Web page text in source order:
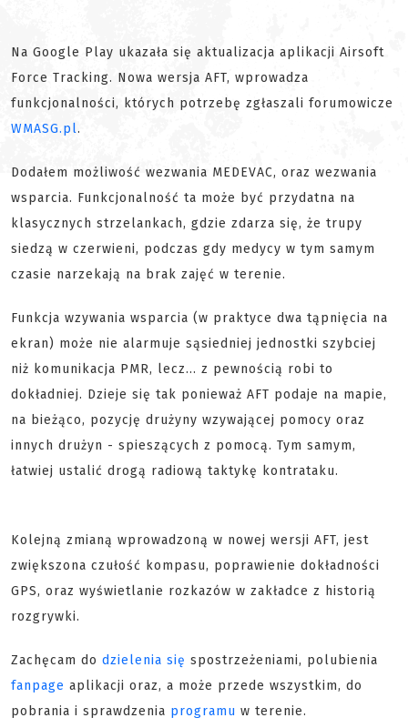
Na Google Play ukazała się aktualizacja aplikacji Airsoft
Force Tracking. Nowa wersja AFT, wprowadza
funkcjonalności, których potrzebę zgłaszali forumowicze
WMASG.pl.
Dodałem możliwość wezwania MEDEVAC, oraz wezwania
wsparcia. Funkcjonalność ta może być przydatna na
klasycznych strzelankach, gdzie zdarza się, że trupy
siedzą w czerwieni, podczas gdy medycy w tym samym
czasie narzekają na brak zajęć w terenie.
Funkcja wzywania wsparcia (w praktyce dwa tąpnięcia na
ekran) może nie alarmuje sąsiedniej jednostki szybciej
niż komunikacja PMR, lecz... z pewnością robi to
dokładniej. Dzieje się tak ponieważ AFT podaje na mapie,
na bieżąco, pozycję drużyny wzywającej pomocy oraz
innych drużyn - spieszących z pomocą. Tym samym,
łatwiej ustalić drogą radiową taktykę kontrataku.
Kolejną zmianą wprowadzoną w nowej wersji AFT, jest
zwiększona czułość kompasu, poprawienie dokładności
GPS, oraz wyświetlanie rozkazów w zakładce z historią
rozgrywki.
Zachęcam do dzielenia się spostrzeżeniami, polubienia
fanpage aplikacji oraz, a może przede wszystkim, do
pobrania i sprawdzenia programu w terenie.